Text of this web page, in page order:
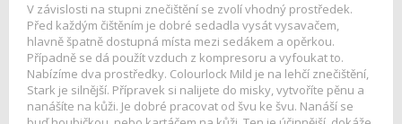
V závislosti na stupni znečištění se zvolí vhodný prostředek.
Před každým čištěním je dobré sedadla vysát vysavačem,
hlavně špatně dostupná místa mezi sedákem a opěrkou.
Případně se dá použít vzduch z kompresoru a vyfoukat to.
Nabízíme dva prostředky. Colourlock Mild je na lehčí znečištění,
Stark je silnější. Přípravek si nalijete do misky, vytvoříte pěnu a
nanášíte na kůži. Je dobré pracovat od švu ke švu. Nanáší se